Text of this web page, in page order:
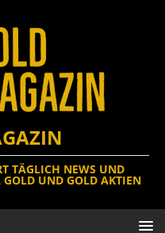
TÄGLICH NEWS UND
UND GOLD AKTIEN